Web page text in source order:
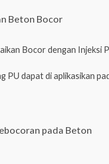
Beton Bocor
Bocor dengan Injeksi
PU dapat di aplikasikan
pada Beton